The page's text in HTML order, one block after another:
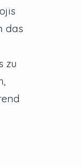
das
zu